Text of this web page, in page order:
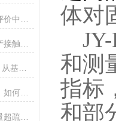
精密制造企业的核心质检工具：如何通过接触角控制产品质量
如何利用接触角测定仪精准测量超疏水材料（>150°）
体对
和测
指标
和部